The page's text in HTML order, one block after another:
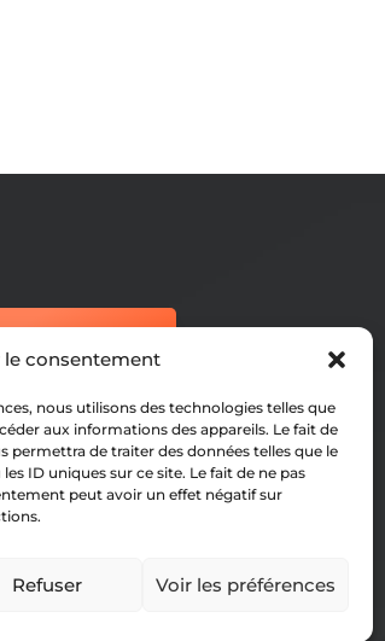
le consentement
nous utilisons des technologies telles que
aux informations des appareils. Le fait de
permettra de traiter des données telles que le
ID uniques sur ce site. Le fait de ne pas
peut avoir un effet négatif sur
Refuser Voir les préférences
NOUS
06 27 17